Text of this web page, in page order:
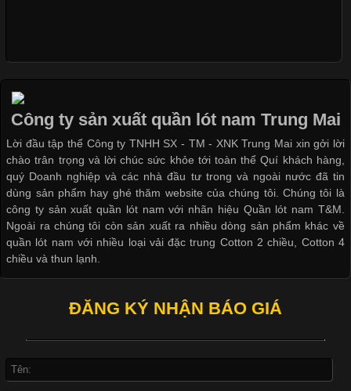
Áo phông là một trong những trang phục phổ biến nhất trong
đời sống hiện đại nhờ sự tiện lợi, thoải mái và dễ phối đồ.
Không chỉ xuất hiện trong thời trang thường ngày, áo phông còn
được ứng dụng rộng rãi trong ngành sản xuất may mặc, đặc
biệt là các sản phẩm từ vải thun. Hiện nay,
Công Nghệ In Chuyển Nhiệt Trong Ngành Thời Trang Hiện
Cập nhật 2026-04-21 15:41:03
In Chuyển Nhiệt Là Gì? Công Nghệ In Hiện Đại Trong Ngành
là một trong những công nghệ phổ biến nhờ khả năng tạo ra
Công ty sản xuất quần lót nam Trung Mai
Lời đầu tập thể Công ty TNHH SX - TM - XNK Trung Mai xin gởi lời
chào trân trọng và lời chúc sức khỏe tới toàn thể Quí khách hàng,
quý Doanh nghiệp và các nhà đầu tư trong và ngoài nước đã tin
dùng sản phẩm hay ghé thăm website của chúng tôi. Chúng tôi là
công ty sản xuất quần lót nam với nhãn hiệu Quần lót nam T&M.
Ngoài ra chúng tôi còn sản xuất ra nhiều dòng sản phẩm khác về
quần lót nam với nhiều loại vải đặc trung Cotton 2 chiều, Cotton 4
chiều và thun lạnh.
ĐĂNG KÝ NHẬN BÁO GIÁ